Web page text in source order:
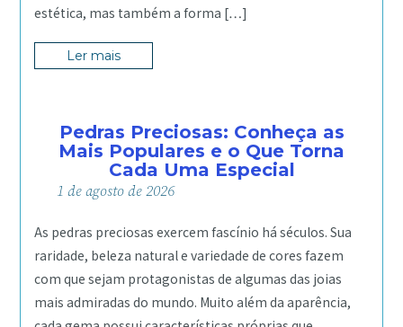
estética, mas também a forma […]
Ler mais
Pedras Preciosas: Conheça as
Mais Populares e o Que Torna
Cada Uma Especial
1 deagostode2026
As pedras preciosas exercem fascínio há séculos. Sua
raridade, beleza natural e variedade de cores fazem
com que sejam protagonistas de algumas das joias
mais admiradas do mundo. Muito além da aparência,